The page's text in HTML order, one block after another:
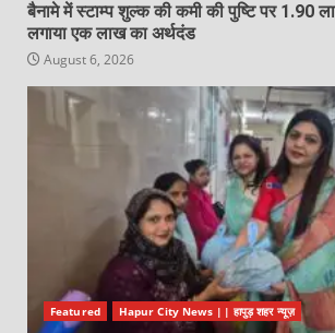
बैनामे में स्टाम्प शुल्क की कमी की पुष्टि पर 1.90
लगाया एक लाख का अर्थदंड
August 6, 2026
Featured Hapur City News || हापुड़ शहर न्यूज़